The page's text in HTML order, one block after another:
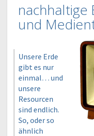
nachhaltige
und
Unsere Erde
gibt es nur
einmal… und
unsere
Resourcen
sind endlich.
So, oder so
ähnlich